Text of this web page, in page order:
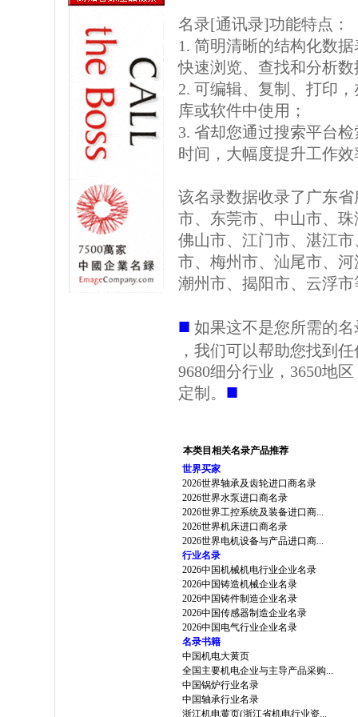
名录[通讯录]功能特点：
1. 简明清晰的结构化数
快速浏览、查找和分析数
2. 可编辑、复制、打印
库或软件中使用；
3. 省却您通过搜索平台
时间，大幅度提升工作效
该名录数据收录了广东
市、东莞市、中山市、
佛山市、江门市、湛江
市、梅州市、汕尾市、
潮州市、揭阳市、云浮市
■ 如果这不是您所需的
，我们可以帮助您找到
9680细分行业，3650地
定制。 ■
本类目相关名录产品推荐
世界买家
2026世界轴承及齿轮进口商名录
2026世界水泵进口商名录
2026世界工控系统及装备进口商...
2026世界机床进口商名录
2026世界电机设备与产品进口商...
行业名录
2026中国机械机电行业企业名录
2026中国铸造机械企业名录
2026中国铸件制造企业名录
2026中国传感器制造企业名录
2026中国电气行业企业名录
名录书籍
中国机电大黄页
全国主要机电企业与主导产品采购...
中国锅炉行业名录
中国轴承行业名录
浙江机电黄页(浙江省机电行业资...